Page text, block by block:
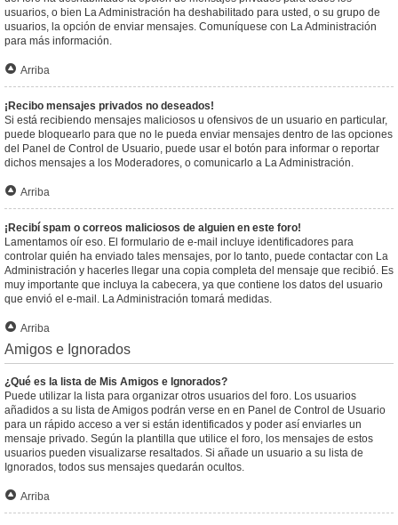
usuarios, o bien La Administración ha deshabilitado para usted, o su grupo de
usuarios, la opción de enviar mensajes. Comuníquese con La Administración
para más información.
Arriba
¡Recibo mensajes privados no deseados!
Si está recibiendo mensajes maliciosos u ofensivos de un usuario en particular,
puede bloquearlo para que no le pueda enviar mensajes dentro de las opciones
del Panel de Control de Usuario, puede usar el botón para informar o reportar
dichos mensajes a los Moderadores, o comunicarlo a La Administración.
Arriba
¡Recibí spam o correos maliciosos de alguien en este foro!
Lamentamos oír eso. El formulario de e-mail incluye identificadores para
controlar quién ha enviado tales mensajes, por lo tanto, puede contactar con La
Administración y hacerles llegar una copia completa del mensaje que recibió. Es
muy importante que incluya la cabecera, ya que contiene los datos del usuario
que envió el e-mail. La Administración tomará medidas.
Arriba
Amigos e Ignorados
¿Qué es la lista de Mis Amigos e Ignorados?
Puede utilizar la lista para organizar otros usuarios del foro. Los usuarios
añadidos a su lista de Amigos podrán verse en en Panel de Control de Usuario
para un rápido acceso a ver si están identificados y poder así enviarles un
mensaje privado. Según la plantilla que utilice el foro, los mensajes de estos
usuarios pueden visualizarse resaltados. Si añade un usuario a su lista de
Ignorados, todos sus mensajes quedarán ocultos.
Arriba